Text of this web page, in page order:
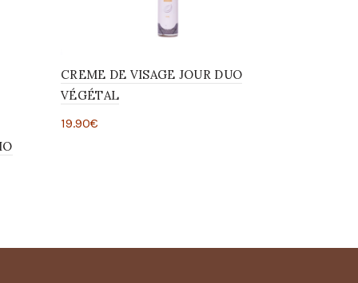
CREME DE VISAGE JOUR DUO
VÉGÉTAL
19.90€